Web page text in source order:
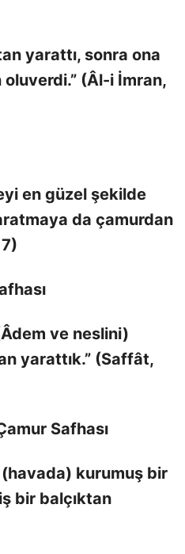
yarattı, sonra ona
oluverdi.” (Âl-i İmran,
en güzel şekilde
da çamurdan
ve neslini)
yarattık.” (Saffât,
Safhası
(havada) kurumuş bir
bir balçıktan